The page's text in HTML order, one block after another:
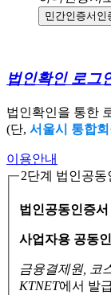
민간인증서 인
법인확인 로그
법인확인을 통한
(단, 서울시 통합
이용안내
2단계 법인공동
법인공동인증
사업자용 공동
금융결제원, 코
KTNET에서 발